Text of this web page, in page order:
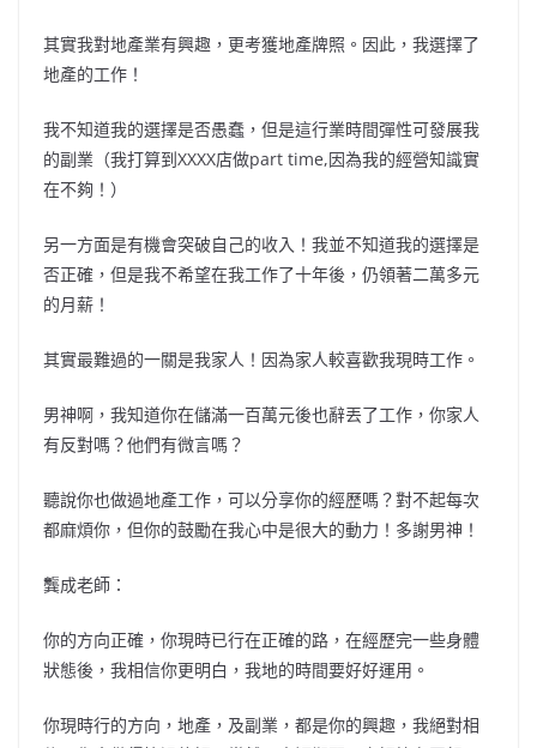
其實我對地產業有興趣，更考獲地產牌照。因此，我選擇了
地產的工作！
我不知道我的選擇是否愚蠢，但是這行業時間彈性可發展我
的副業（我打算到XXXX店做part time,因為我的經營知識實
在不夠！）
另一方面是有機會突破自己的收入！我並不知道我的選擇是
否正確，但是我不希望在我工作了十年後，仍領著二萬多元
的月薪！
其實最難過的一關是我家人！因為家人較喜歡我現時工作。
男神啊，我知道你在儲滿一百萬元後也辭丟了工作，你家人
有反對嗎？他們有微言嗎？
聽說你也做過地產工作，可以分享你的經歷嗎？對不起每次
都麻煩你，但你的鼓勵在我心中是很大的動力！多謝男神！
龔成老師：
你的方向正確，你現時已行在正確的路，在經歷完一些身體
狀態後，我相信你更明白，我地的時間要好好運用。
你現時行的方向，地產，及副業，都是你的興趣，我絕對相